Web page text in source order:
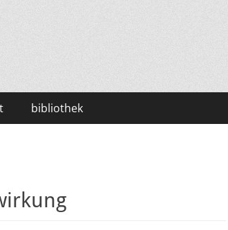
bibliothek